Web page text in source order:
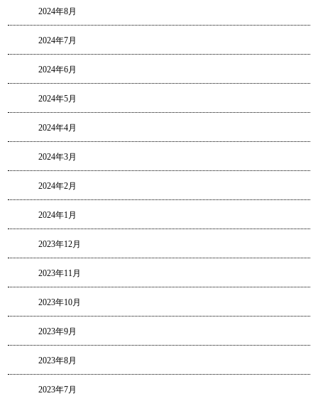
2024年8月
2024年7月
2024年6月
2024年5月
2024年4月
2024年3月
2024年2月
2024年1月
2023年12月
2023年11月
2023年10月
2023年9月
2023年8月
2023年7月